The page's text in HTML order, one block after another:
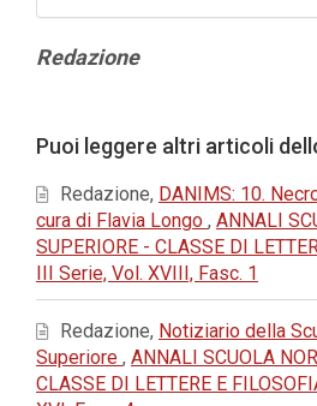
Contenuto
Redazione
dell'articolo
Puoi leggere altri articoli
Redazione, DANIMS: 10.
cura di Flavia Longo , ANNALI
SUPERIORE - CLASSE DI
III Serie, Vol. XVIII, Fasc. 1
Redazione, Notiziario della
Superiore , ANNALI SCUOLA
CLASSE DI LETTERE E